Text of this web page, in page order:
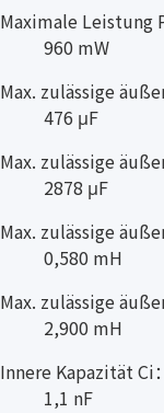
Maximale Leistung
960 mW
Max. zulässige
476 μF
Max. zulässige
2878 μF
Max. zulässige
0,580 mH
Max. zulässige
2,900 mH
Innere Kapazität Ci：
1,1 nF